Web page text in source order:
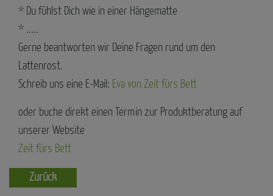
* Du fühlst Dich wie in einer Hängematte
* .....
Gerne beantworten wir Deine Fragen rund um den
Lattenrost.
Schreib uns eine E-Mail: Eva von Zeit fürs Bett
oder buche direkt einen Termin zur Produktberatung auf
unserer Website
Zeit fürs Bett
Zurück